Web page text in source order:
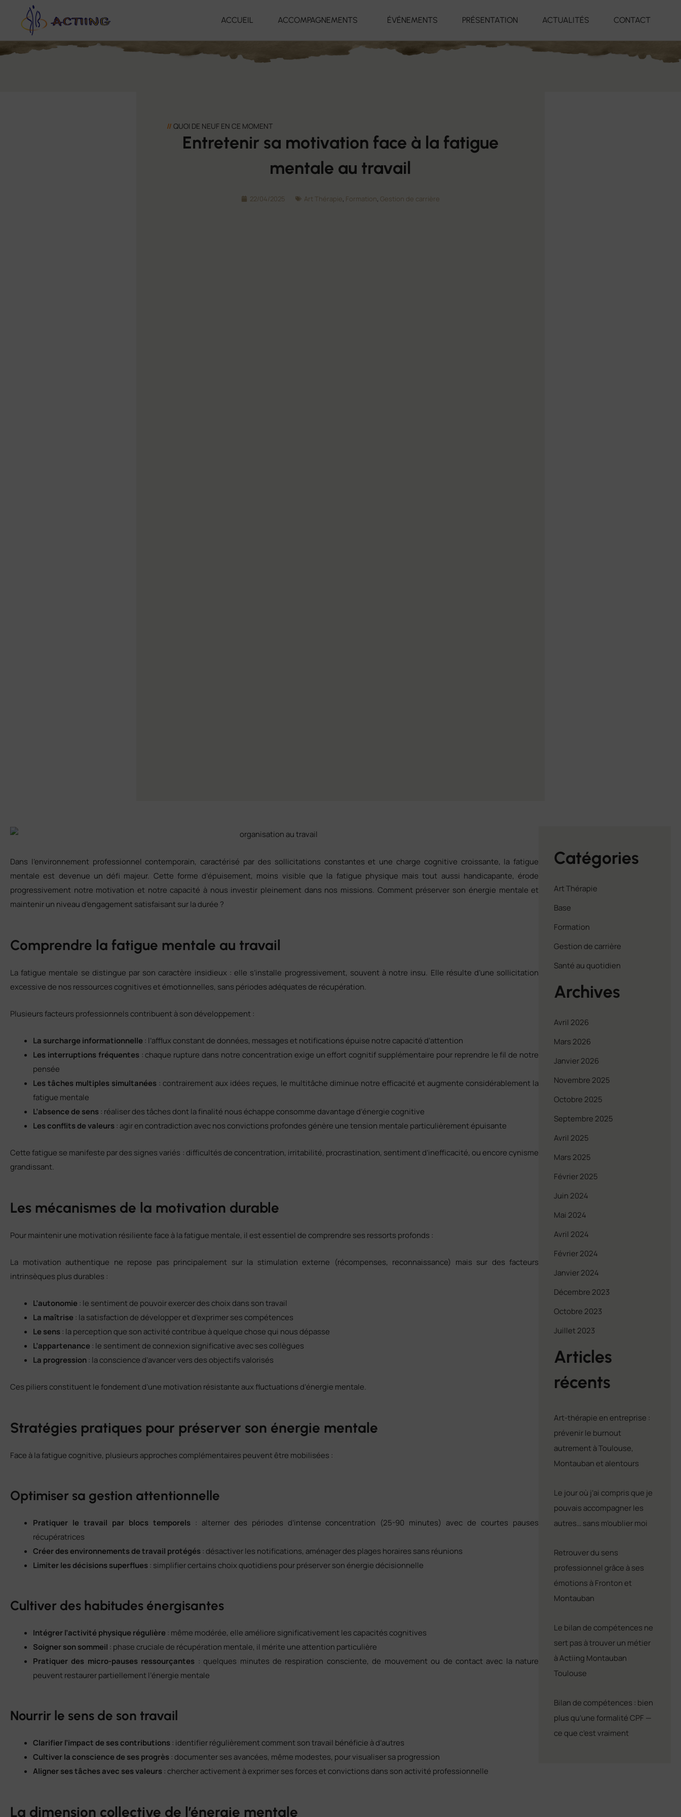
ACCUEIL ACCOMPAGNEMENTS ÉVÉNEMENTS PRÉSENTATION ACTUALITÉS CONTACT
// QUOI DE NEUF EN CE MOMENT
Entretenir sa motivation face à la fatigue
mentale au travail
22/04/2025 Art Thérapie, Formation, Gestion de carrière
Dans l’environnement professionnel contemporain, caractérisé par des sollicitations constantes et une charge cognitive croissante, la fatigue
mentale est devenue un défi majeur. Cette forme d’épuisement, moins visible que la fatigue physique mais tout aussi handicapante, érode
progressivement notre motivation et notre capacité à nous investir pleinement dans nos missions. Comment préserver son énergie mentale et
maintenir un niveau d’engagement satisfaisant sur la durée ?
Comprendre la fatigue mentale au travail
La fatigue mentale se distingue par son caractère insidieux : elle s’installe progressivement, souvent à notre insu. Elle résulte d’une sollicitation
excessive de nos ressources cognitives et émotionnelles, sans périodes adéquates de récupération.
Plusieurs facteurs professionnels contribuent à son développement :
La surcharge informationnelle : l’afflux constant de données, messages et notifications épuise notre capacité d’attention
Les interruptions fréquentes: chaque rupture dans notre concentration exige un effort cognitif supplémentaire pour reprendre le fil de notre
pensée
Les tâches multiples simultanées : contrairement aux idées reçues, le multitâche diminue notre efficacité et augmente considérablement la
fatigue mentale
L’absence de sens : réaliser des tâches dont la finalité nous échappe consomme davantage d’énergie cognitive
Les conflits de valeurs : agir en contradiction avec nos convictions profondes génère une tension mentale particulièrement épuisante
Cette fatigue se manifeste par des signes variés : difficultés de concentration, irritabilité, procrastination, sentiment d’inefficacité, ou encore cynisme
grandissant.
Les mécanismes de la motivation durable
Pour maintenir une motivation résiliente face à la fatigue mentale, il est essentiel de comprendre ses ressorts profonds :
La motivation authentique ne repose pas principalement sur la stimulation externe (récompenses, reconnaissance) mais sur des facteurs
intrinsèques plus durables :
L’autonomie : le sentiment de pouvoir exercer des choix dans son travail
La maîtrise : la satisfaction de développer et d’exprimer ses compétences
Le sens : la perception que son activité contribue à quelque chose qui nous dépasse
L’appartenance : le sentiment de connexion significative avec ses collègues
La progression : la conscience d’avancer vers des objectifs valorisés
Ces piliers constituent le fondement d’une motivation résistante aux fluctuations d’énergie mentale.
Stratégies pratiques pour préserver son énergie mentale
Face à la fatigue cognitive, plusieurs approches complémentaires peuvent être mobilisées :
Optimiser sa gestion attentionnelle
Pratiquer le travail par blocs temporels: alterner des périodes d’intense concentration (25-90 minutes) avec de courtes pauses
récupératrices
Créer des environnements de travail protégés : désactiver les notifications, aménager des plages horaires sans réunions
Limiter les décisions superflues : simplifier certains choix quotidiens pour préserver son énergie décisionnelle
Cultiver des habitudes énergisantes
Intégrer l’activité physique régulière : même modérée, elle améliore significativement les capacités cognitives
Soigner son sommeil : phase cruciale de récupération mentale, il mérite une attention particulière
Pratiquer des micro-pauses ressourçantes : quelques minutes de respiration consciente, de mouvement ou de contact avec la nature
peuvent restaurer partiellement l’énergie mentale
Nourrir le sens de son travail
Clarifier l’impact de ses contributions : identifier régulièrement comment son travail bénéficie à d’autres
Cultiver la conscience de ses progrès : documenter ses avancées, même modestes, pour visualiser sa progression
Aligner ses tâches avec ses valeurs : chercher activement à exprimer ses forces et convictions dans son activité professionnelle
La dimension collective de l’énergie mentale
Catégories
Art Thérapie
Base
Formation
Gestion de carrière
Santé au quotidien
Archives
Avril 2026
Mars 2026
Janvier 2026
Novembre 2025
Octobre 2025
Septembre 2025
Avril 2025
Mars 2025
Février 2025
Juin 2024
Mai 2024
Avril 2024
Février 2024
Janvier 2024
Décembre 2023
Octobre 2023
Juillet 2023
Articles
récents
Art-thérapie en entreprise :
prévenir le burnout
autrement à Toulouse,
Montauban et alentours
Le jour où j’ai compris que je
pouvais accompagner les
autres… sans m’oublier moi
Retrouver du sens
professionnel grâce à ses
émotions à Fronton et
Montauban
Le bilan de compétences ne
sert pas à trouver un métier
à Actiing Montauban
Toulouse
Bilan de compétences : bien
plus qu’une formalité CPF —
ce que c’est vraiment